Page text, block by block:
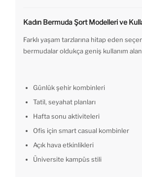
Kadın Bermuda Şort Modelleri ve
Farklı yaşam tarzlarına hitap eden
bermudalar oldukça geniş kullanım
Günlük şehir kombinleri
Tatil, seyahat planları
Hafta sonu aktiviteleri
Ofis için smart casual kombinler
Açık hava etkinlikleri
Üniversite kampüs stili